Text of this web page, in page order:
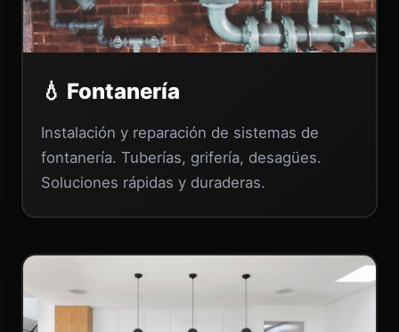
💧 Fontanería
Instalación y reparación de sistemas de
fontanería. Tuberías, grifería, desagües.
Soluciones rápidas y duraderas.